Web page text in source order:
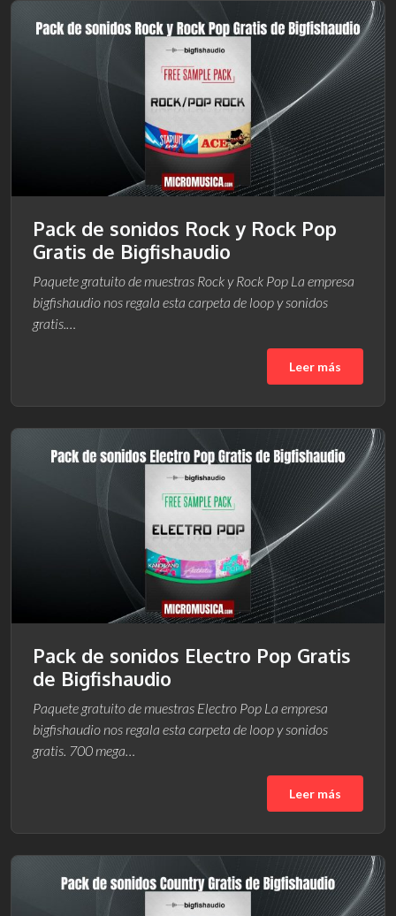
Pack de sonidos Rock y Rock Pop
Gratis de Bigfishaudio
Paquete gratuito de muestras Rock y Rock Pop La empresa
bigfishaudio nos regala esta carpeta de loop y sonidos
gratis.…
Leer más
Pack de sonidos Electro Pop Gratis
de Bigfishaudio
Paquete gratuito de muestras Electro Pop La empresa
bigfishaudio nos regala esta carpeta de loop y sonidos
gratis. 700 mega…
Leer más